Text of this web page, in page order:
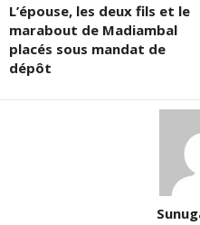
L’épouse, les deux fils et le
marabout de Madiambal
placés sous mandat de
dépôt